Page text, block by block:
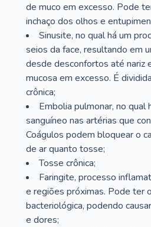
de muco em excesso. Pode
inchaço dos olhos e
Sinusite, no qual há um
seios da face, resultando em
desde desconfortos até nariz
mucosa em excesso. É
crônica;
Embolia pulmonar, no qual
sanguíneo nas artérias que
Coágulos podem bloquear o
de ar quanto tosse;
Tosse crônica;
Faringite, processo
e regiões próximas. Pode ter
bacteriológica, podendo
e dores;